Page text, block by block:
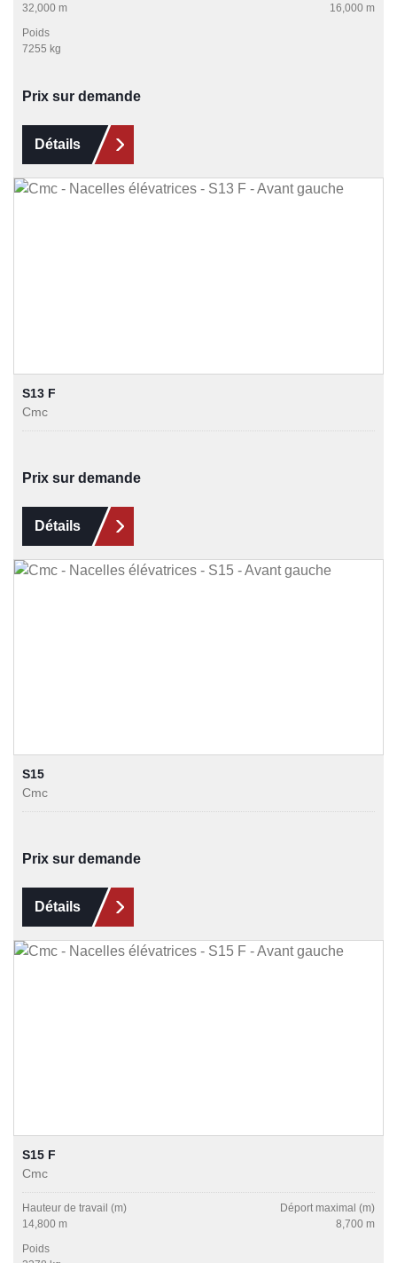
32,000 m
16,000 m
Poids
7255 kg
Prix sur demande
Détails
S13 F
Cmc
Prix sur demande
Détails
S15
Cmc
Prix sur demande
Détails
S15 F
Cmc
Hauteur de travail (m)
14,800 m
Déport maximal (m)
8,700 m
Poids